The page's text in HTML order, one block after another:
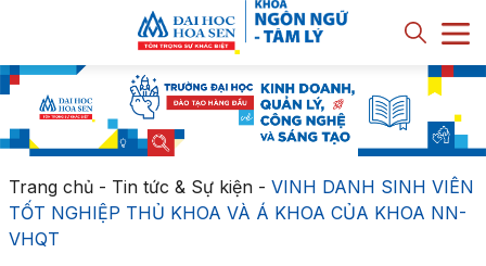
Trang chủ- Tin tức & Sự kiện- VINH DANH SINH VIÊN
TỐT NGHIỆP THỦ KHOA VÀ Á KHOA CỦA KHOA NN-
VHQT